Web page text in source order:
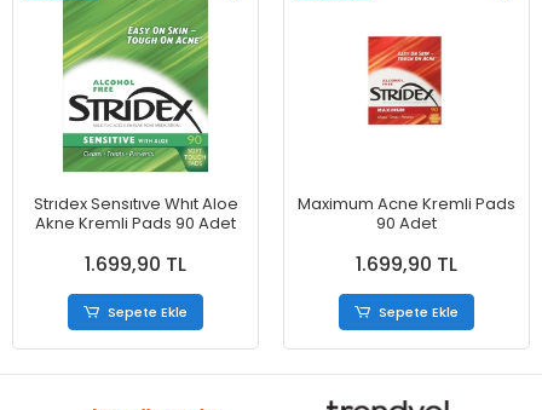
Strıdex Sensıtıve Whıt Aloe
Akne Kremli Pads 90 Adet
1.699,90 TL
Sepete Ekle
Maximum Acne Kremli Pads
90 Adet
1.699,90 TL
Sepete Ekle